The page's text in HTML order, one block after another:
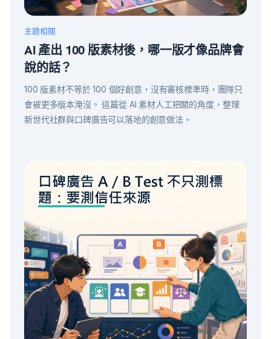
主題相關
AI 產出 100 版素材後，哪一版才像品牌會
說的話？
100 版素材不等於 100 個好創意，沒有審核標準時，團隊只
會被更多版本淹沒。 這篇從 AI 素材人工把關的角度，整理
新世代社群與口碑廣告可以落地的創意做法。